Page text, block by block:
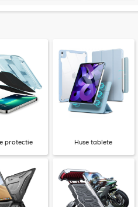
protectie Huse tablete